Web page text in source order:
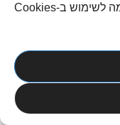
שלך, המשך הגלישה באתר מהווה הסכמה לשימוש ב-Cookies